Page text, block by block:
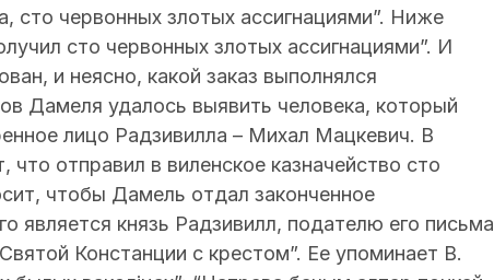
сто червонных злотых ассигнациями”. Ниже
сто червонных злотых ассигнациями”. И
и неясно, какой заказ выполнялся
Дамеля удалось выявить человека, который
лицо Радзивилла – Михал Мацкевич. В
отправил в виленское казначейство сто
чтобы Дамель отдал законченное
является князь Радзивилл, подателю его письма
Констанции с крестом”. Ее упоминает В.